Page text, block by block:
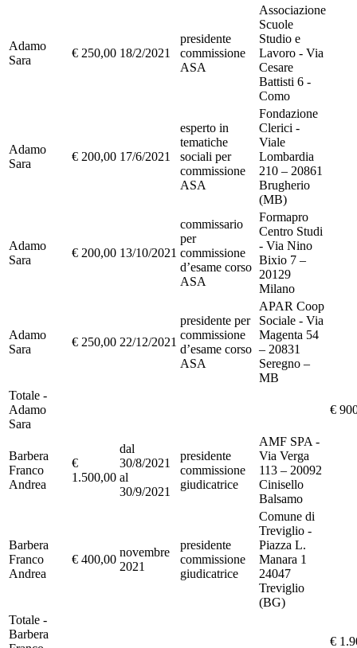
Adamo
Sara
€ 250,00 18/2/2021
presidente
commissione
ASA
Associazione
Scuole
Studio e
Lavoro - Via
Cesare
Battisti 6 -
Como
Adamo
Sara
€ 200,00 17/6/2021
esperto in
tematiche
sociali per
commissione
ASA
Fondazione
Clerici -
Viale
Lombardia
210 – 20861
Brugherio
(MB)
Adamo
Sara
€ 200,00 13/10/2021
commissario
per
commissione
d’esame corso
ASA
Formapro
Centro Studi
- Via Nino
Bixio 7 –
20129
Milano
Adamo
Sara
€ 250,00 22/12/2021
presidente per
commissione
d’esame corso
ASA
APAR Coop
Sociale - Via
Magenta 54
– 20831
Seregno –
MB
Totale -
Adamo
Sara
€
Barbera
Franco
Andrea
€
1.500,00
dal
30/8/2021
al
30/9/2021
presidente
commissione
giudicatrice
AMF SPA -
Via Verga
113 – 20092
Cinisello
Balsamo
Barbera
Franco
Andrea
€ 400,00
novembre
2021
presidente
commissione
giudicatrice
Comune di
Treviglio -
Piazza L.
Manara 1
24047
Treviglio
(BG)
Totale -
Barbera
€